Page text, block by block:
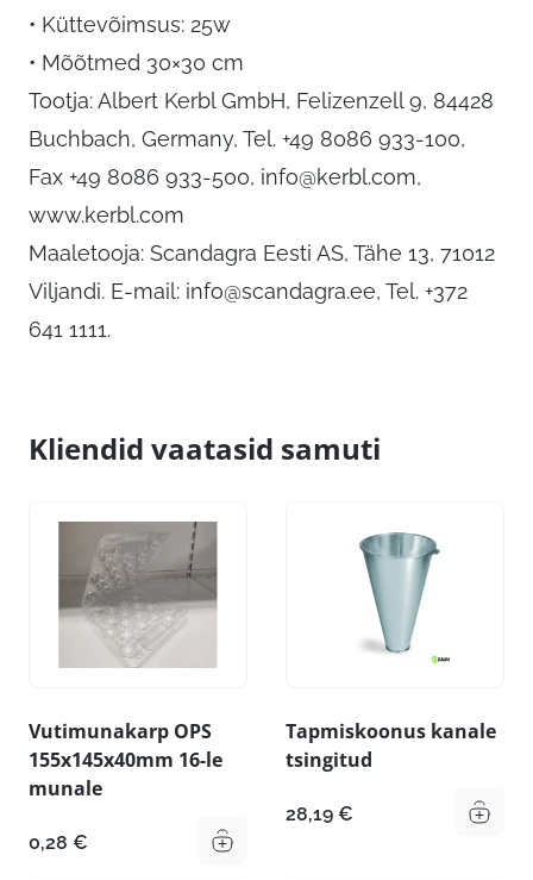
• Küttevõimsus: 25w
• Mõõtmed 30×30 cm
Tootja: Albert Kerbl GmbH, Felizenzell 9, 84428
Buchbach, Germany, Tel. +49 8086 933-100,
Fax +49 8086 933-500, info@kerbl.com,
www.kerbl.com
Maaletooja: Scandagra Eesti AS, Tähe 13, 71012
Viljandi. E-mail: info@scandagra.ee, Tel. +372
641 1111.
Kliendid vaatasid samuti
Vutimunakarp OPS
155x145x40mm 16-le
munale
0,28 €
Tapmiskoonus kanale
tsingitud
28,19 €